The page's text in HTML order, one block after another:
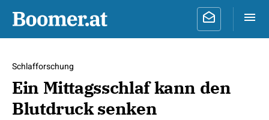
Schlafforschung
Ein Mittagsschlaf kann den
Blutdruck senken